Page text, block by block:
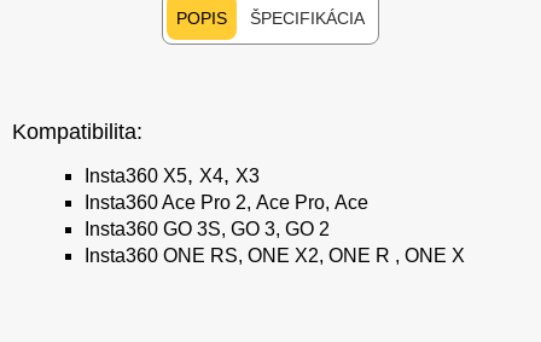
POPIS ŠPECIFIKÁCIA
Kompatibilita:
Insta360 X5, X4, X3
Insta360 Ace Pro 2, Ace Pro, Ace
Insta360 GO 3S, GO 3, GO 2
Insta360 ONE RS, ONE X2, ONE R , ONE X